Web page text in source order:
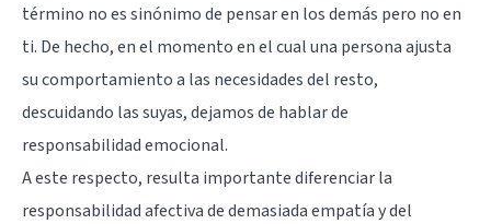
término no es sinónimo de pensar en los demás pero no en
ti. De hecho, en el momento en el cual una persona ajusta
su comportamiento a las necesidades del resto,
descuidando las suyas, dejamos de hablar de
responsabilidad emocional.
A este respecto, resulta importante diferenciar la
responsabilidad afectiva de demasiada empatía y del